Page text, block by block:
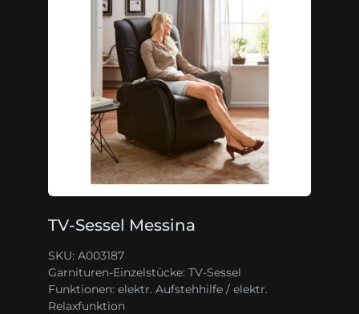
TV-Sessel Messina
SKU: A003187
Garnituren-Einzelstücke: TV-Sessel
Funktionen: elektr. Aufstehhilfe / elektr.
Relaxfunktion